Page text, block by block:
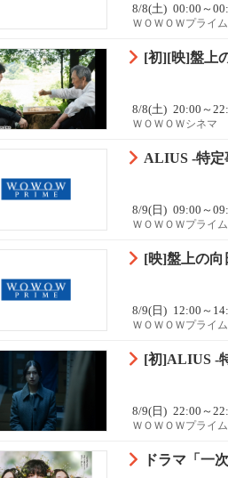
8/8(土) 00:00～
ＷＯＷＯＷプライム
[初][映]盤上
8/8(土) 20:00～
ＷＯＷＯＷシネマ
ALIUS -特定
8/9(日) 09:00～
ＷＯＷＯＷプライム
[映]盤上の向
8/9(日) 12:00～
ＷＯＷＯＷプライム
[初]ALIUS -
8/9(日) 22:00～
ＷＯＷＯＷプライム
ドラマ「一